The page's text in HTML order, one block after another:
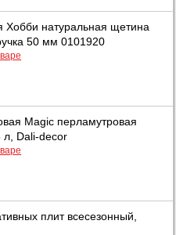
Хобби натуральная щетина
50 мм 0101920
Magic перламутровая
Dali-decor
плит всесезонный,